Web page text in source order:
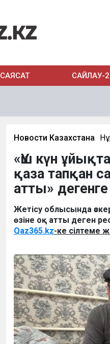
САЯСАТ САЙЛАУ-
Новости Казахстана
«Үш күн
қаза тапқан
атты»
Жетісу облысында
өзіне оқ атты деген
Qaz365.kz-ке сілтеме